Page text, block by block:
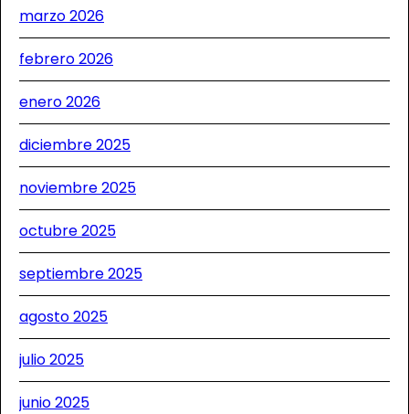
marzo 2026
febrero 2026
enero 2026
diciembre 2025
noviembre 2025
octubre 2025
septiembre 2025
agosto 2025
julio 2025
junio 2025